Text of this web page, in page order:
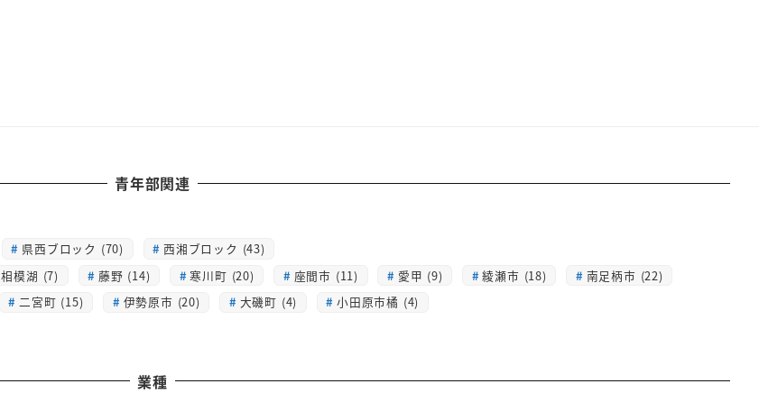
青年部関連
県西ブロック (70)
西湘ブロック (43)
相模湖 (7) 藤野 (14) 寒川町 (20) 座間市 (11) 愛甲 (9) 綾瀬市 (18)
南足柄市 (22)
二宮町 (15) 伊勢原市 (20) 大磯町 (4)
小田原市橘 (4)
業種